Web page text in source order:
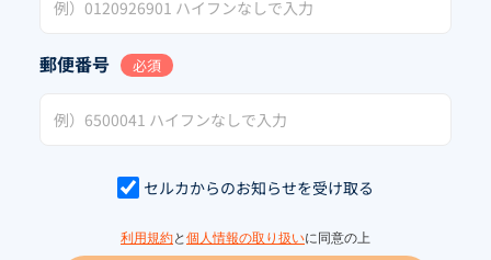
郵便番号 必須
セルカからのお知らせを受け取る
利用規約と 個人情報の取り扱いに同意の上